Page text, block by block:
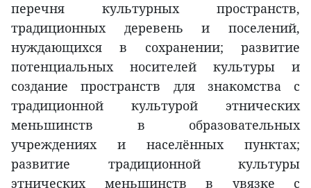
перечня культурных пространств,
традиционных деревень и поселений,
нуждающихся в сохранении; развитие
потенциальных носителей культуры и
создание пространств для знакомства с
традиционной культурой этнических
меньшинств в образовательных
учреждениях и населённых пунктах;
развитие традиционной культуры
этнических меньшинств в увязке с